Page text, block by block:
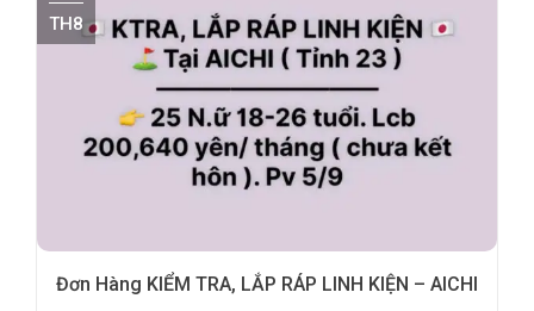
TH8
Đơn Hàng KIỂM TRA, LẮP RÁP LINH KIỆN – AICHI